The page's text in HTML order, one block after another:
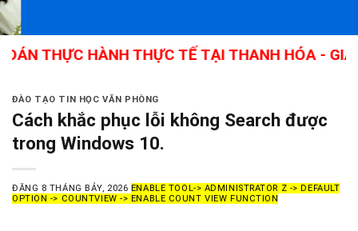
HÀNH THỰC TẾ TẠI THANH HÓA - GIÁO VIÊN
ĐÀO TẠO TIN HỌC VĂN PHÒNG
Cách khắc phục lỗi không Search được
trong Windows 10.
ĐĂNG 8 THÁNG BẢY, 2026 ENABLE TOOL-> ADMINISTRATOR Z -> DEFAULT
OPTION -> COUNTVIEW -> ENABLE COUNT VIEW FUNCTION